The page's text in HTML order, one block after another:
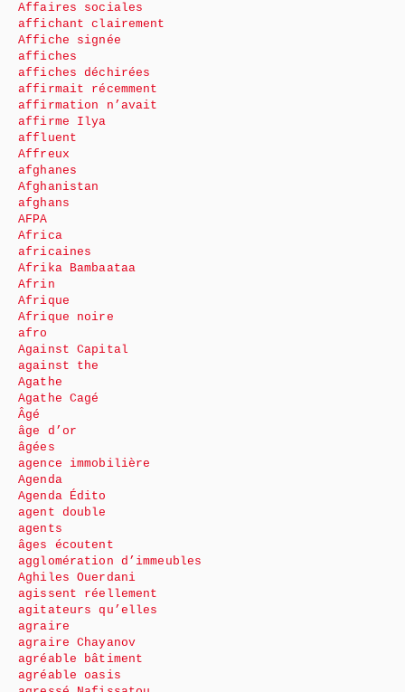
Affaires sociales
affichant clairement
Affiche signée
affiches
affiches déchirées
affirmait récemment
affirmation n’avait
affirme Ilya
affluent
Affreux
afghanes
Afghanistan
afghans
AFPA
Africa
africaines
Afrika Bambaataa
Afrin
Afrique
Afrique noire
afro
Against Capital
against the
Agathe
Agathe Cagé
Âgé
âge d’or
âgées
agence immobilière
Agenda
Agenda Édito
agent double
agents
âges écoutent
agglomération d’immeubles
Aghiles Ouerdani
agissent réellement
agitateurs qu’elles
agraire
agraire Chayanov
agréable bâtiment
agréable oasis